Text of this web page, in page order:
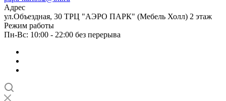
Адрес
ул.Объездная, 30 ТРЦ "АЭРО ПАРК" (Мебель Холл) 2 этаж
Режим работы
Пн-Вс: 10:00 - 22:00 без перерыва